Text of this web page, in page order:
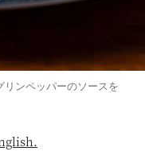
ンペッパーのソースを